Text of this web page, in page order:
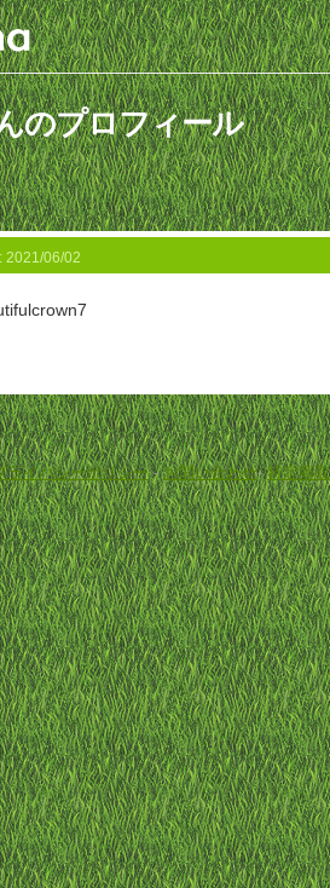
のプロフィール
2021/06/02
ライバシーポリシー-お問い合わせ-特定商